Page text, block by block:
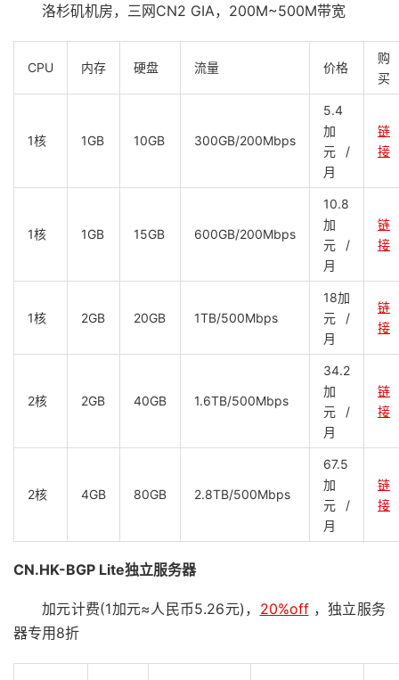
洛杉矶机房，三网CN2 GIA，200M~500M带宽
CPU 内存 硬盘 流量 价格
购
买
1核 1GB 10GB 300GB/200Mbps
5.4
加
元/
月
链
接
1核 1GB 15GB 600GB/200Mbps
10.8
加
元/
月
链
接
1核 2GB 20GB 1TB/500Mbps
18加
元/
月
链
接
2核 2GB 40GB 1.6TB/500Mbps
34.2
加
元/
月
链
接
2核 4GB 80GB 2.8TB/500Mbps
67.5
加
元/
月
链
接
CN.HK-BGP Lite独立服务器
加元计费(1加元≈人民币5.26元)， 20%off，独立服务
器专用8折